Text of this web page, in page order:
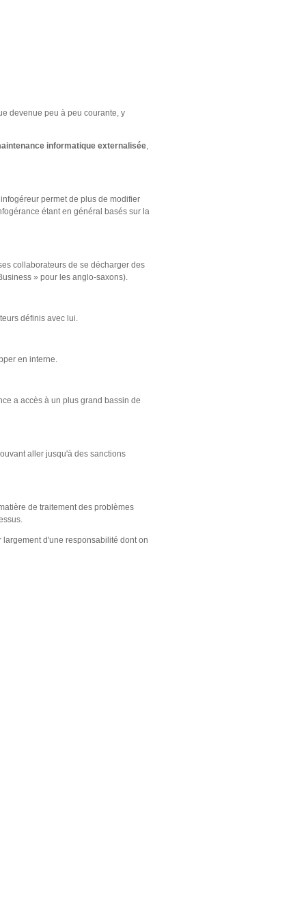
devenue peu à peu courante, y
informatique externalisée,
permet de plus de modifier
étant en général basés sur la
collaborateurs de se décharger des
» pour les anglo-saxons).
définis avec lui.
en interne.
a accès à un plus grand bassin de
aller jusqu'à des sanctions
de traitement des problèmes
d'une responsabilité dont on